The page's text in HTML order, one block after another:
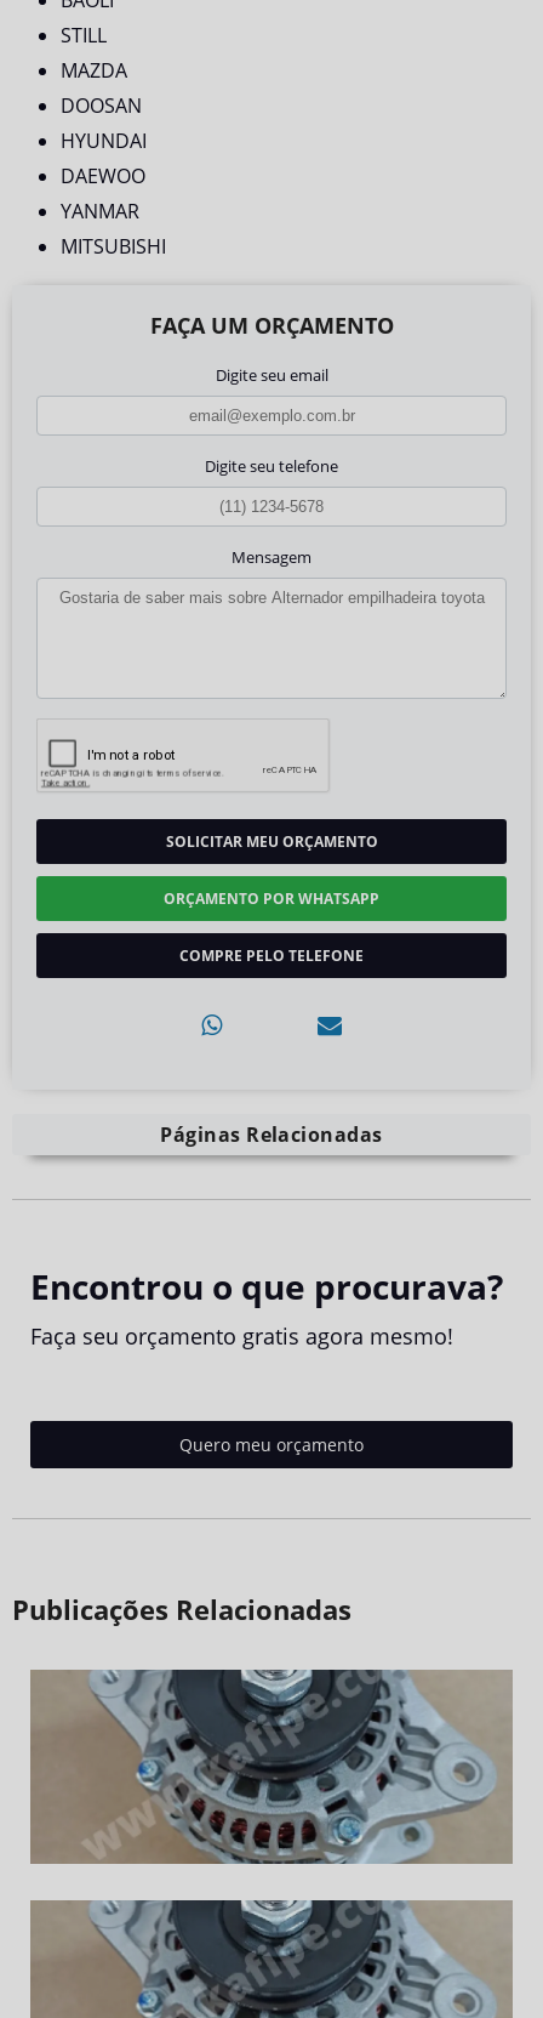
STILL
MAZDA
DOOSAN
HYUNDAI
DAEWOO
YANMAR
MITSUBISHI
FAÇA UM ORÇAMENTO
Digite seu email
Digite seu telefone
Mensagem
SOLICITAR MEU ORÇAMENTO
ORÇAMENTO POR WHATSAPP
COMPRE PELO TELEFONE
Páginas Relacionadas
Encontrou o que procurava?
Faça seu orçamento gratis agora mesmo!
Quero meu orçamento
Publicações Relacionadas